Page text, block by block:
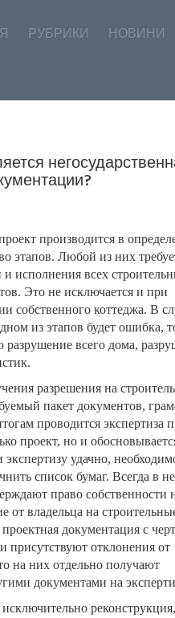
РУБРИКИ НОВИНИ
производится в
этапов. Любой из них
и исполнения всех
Это не исключается и при
собственного коттеджа. В
из этапов будет ошибка,
разрушение всего дома,
разрешения на
пакет документов,
проводится экспертиза
проект, но и
удачно,
список бумаг. Всегда в
право собственности
от владельца на
документация с
присутствуют отклонения от
на них отдельно получают
документами на